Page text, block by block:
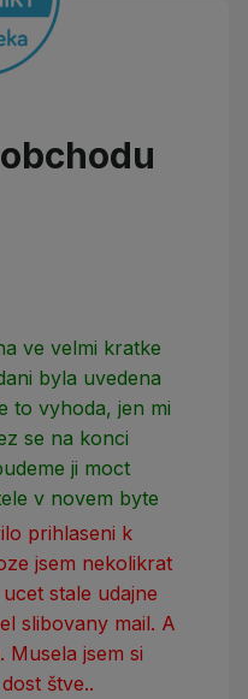
ve velmi kratke
byla uvedena
to vyhoda, jen mi
se na konci
ji moct
v novem byte
prihlaseni k
jsem nekolikrat
stale udajne
slibovany mail. A
jsem si
štve..